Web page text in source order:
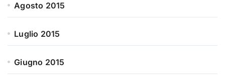
Agosto 2015
Luglio 2015
Giugno 2015